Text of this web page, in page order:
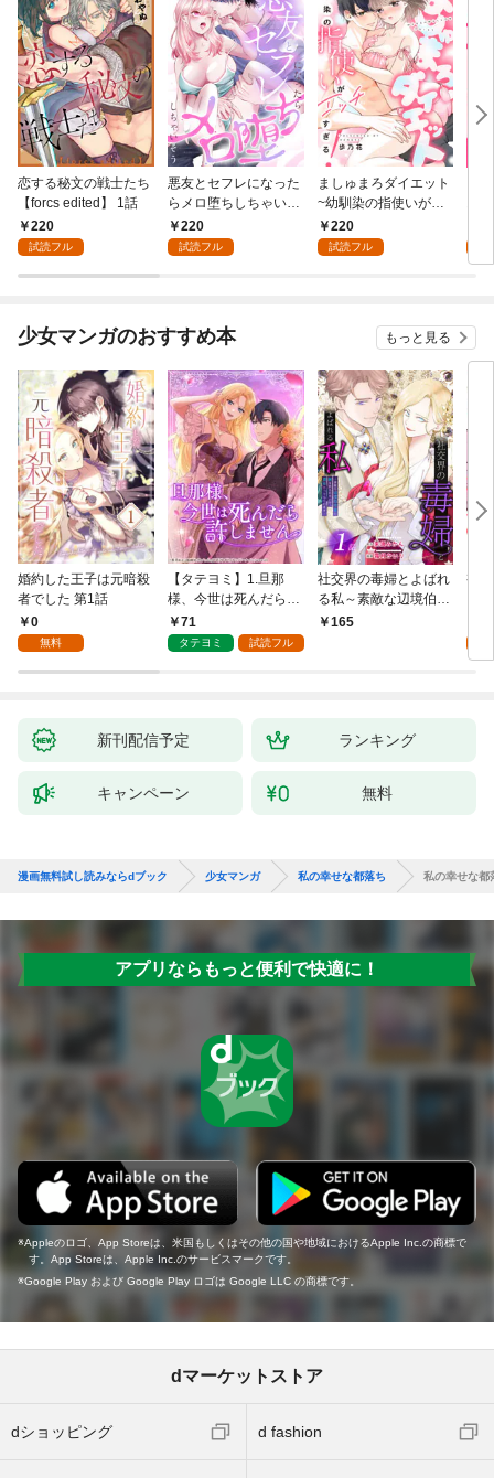
恋する秘文の戦士たち
【forcs edited】 1話
220
試読フル
悪友とセフレになった
らメロ堕ちしちゃいそ
う(1)
220
試読フル
ましゅまろダイエット
~幼馴染の指使いがエ
ッチすぎる！~(1)
220
試読フル
少女マンガのおすすめ本 もっと見る
婚約した王子は元暗殺
者でした 第1話
0
無料
【タテヨミ】1.旦那
様、今世は死んだら許
しません
71
タテヨミ 試読フル
社交界の毒婦とよばれ
る私～素敵な辺境伯令
息に腕を折られたの
165
視
新刊配信予定 ランキング
キャンペーン 無料
漫画無料試し読みならdブック 少女マンガ 私の幸せな都落ち 私の幸せな都
アプリならもっと便利で快適に！
Appleのロゴ、App Storeは、米国もしくはその他の国や地域におけるApple Inc.の商標で
す。App Storeは、Apple Inc.のサービスマークです。
Google Play および Google Play ロゴは Google LLC の商標です。
dマーケットストア
dショッピング d fashion